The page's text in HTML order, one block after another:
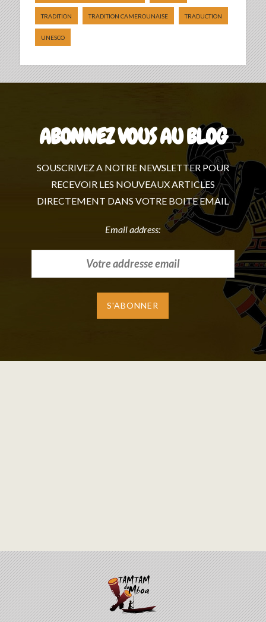
TRADITION TRADITION CAMEROUNAISE TRADUCTION
UNESCO
ABONNEZ VOUS AU BLOG
SOUSCRIVEZ A NOTRE NEWSLETTER POUR
RECEVOIR LES NOUVEAUX ARTICLES
DIRECTEMENT DANS VOTRE BOITE EMAIL
Email address: